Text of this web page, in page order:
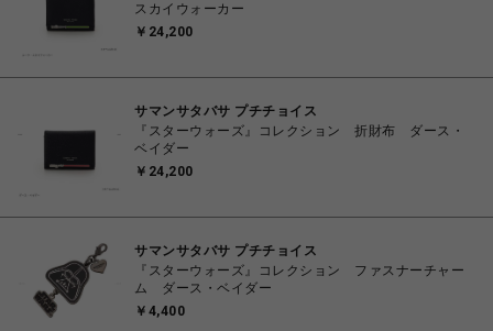
スカイウォーカー
￥24,200
サマンサタバサ プチチョイス
『スターウォーズ』コレクション 折財布 ダース・
ベイダー
￥24,200
サマンサタバサ プチチョイス
『スターウォーズ』コレクション ファスナーチャー
ム ダース・ベイダー
￥4,400